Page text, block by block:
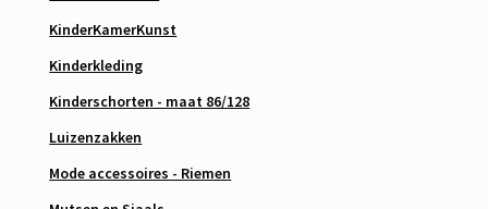
KinderKamerKunst
Kinderkleding
Kinderschorten - maat 86/128
Luizenzakken
Mode accessoires - Riemen